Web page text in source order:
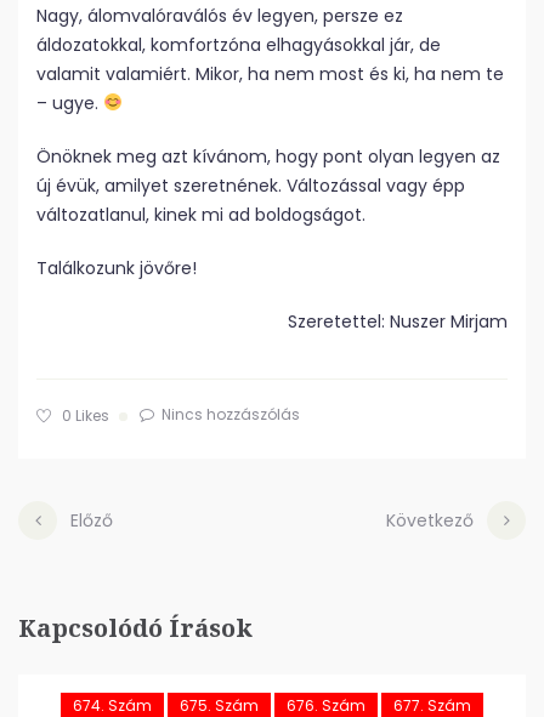
Nagy, álomvalóraválós év legyen, persze ez
áldozatokkal, komfortzóna elhagyásokkal jár, de
valamit valamiért. Mikor, ha nem most és ki, ha nem te
– ugye.
Önöknek meg azt kívánom, hogy pont olyan legyen az
új évük, amilyet szeretnének. Változással vagy épp
változatlanul, kinek mi ad boldogságot.
Találkozunk jövőre!
Szeretettel: Nuszer Mirjam
0 Likes Nincs hozzászólás
Előző Következő
Kapcsolódó Írások
674. Szám 675. Szám 676. Szám
677. Szám